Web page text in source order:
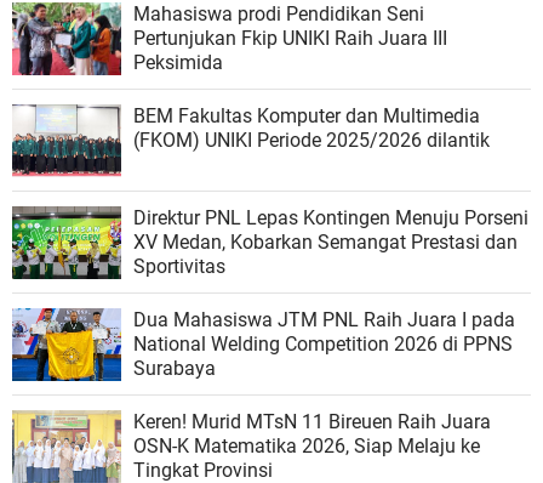
Mahasiswa prodi Pendidikan Seni
Pertunjukan Fkip UNIKI Raih Juara III
Peksimida
BEM Fakultas Komputer dan Multimedia
(FKOM) UNIKI Periode 2025/2026 dilantik
Direktur PNL Lepas Kontingen Menuju Porseni
XV Medan, Kobarkan Semangat Prestasi dan
Sportivitas
Dua Mahasiswa JTM PNL Raih Juara I pada
National Welding Competition 2026 di PPNS
Surabaya
Keren! Murid MTsN 11 Bireuen Raih Juara
OSN-K Matematika 2026, Siap Melaju ke
Tingkat Provinsi